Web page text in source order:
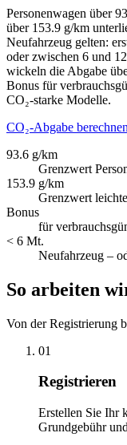
Personenwagen über
über 153.9 g/km
Neufahrzeug gelten:
oder zwischen 6 und
wickeln die Abgabe
Bonus für
CO₂-starke Modelle.
CO₂-Abgabe berechnen
93.6 g/km
Grenzwert
153.9 g/km
Grenzwert
Bonus
für
< 6 Mt.
Neufahrzeug –
So arbeiten
Von der Registrierung
01
Registrieren
Erstellen Sie Ihr
Grundgebühr